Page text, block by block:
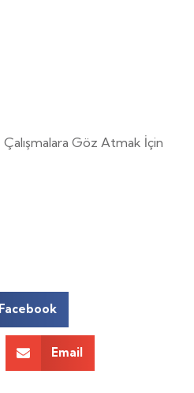
Çalışmalara Göz Atmak İçin
Facebook
Email